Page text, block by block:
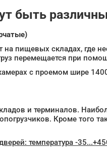
быть
на пищевых складах, где
перемещается при
с проемом шире
и терминалов.
Кроме того
температура -